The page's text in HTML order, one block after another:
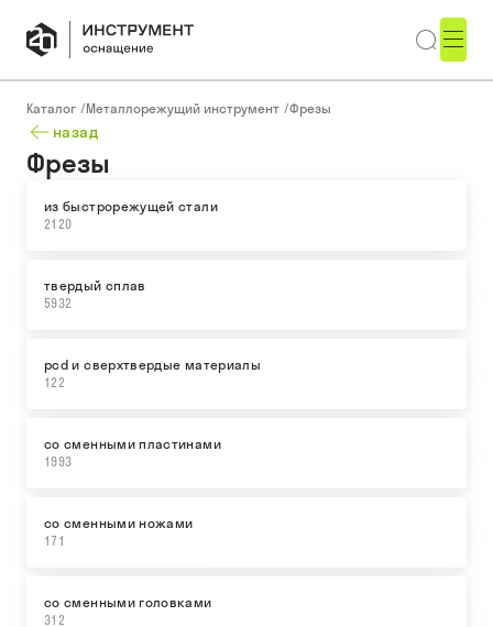
Каталог /Металлорежущий инструмент /Фрезы
назад
Фрезы
из быстрорежущей стали
2120
твердый сплав
5932
pcd и сверхтвердые материалы
122
со сменными пластинами
1993
со сменными ножами
171
со сменными головками
312